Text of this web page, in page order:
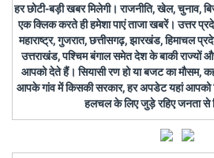
हर छोटी-बड़ी खबर मिलेगी। राजनीति, खेल, चुनाव,
एक क्लिक करते ही हमेशा पाएं ताजा खबरें। उत्तर
महाराष्ट्र, गुजरात, छत्तीसगढ़, झारखंड, हिमाचल
उत्तराखंड, पश्चिम बंगाल समेत देश के बाकी राज्यों
आपको देते हैं। सियासी रण हो या बजट का मौसम,
आपके गांव में किसकी सरकार, हर अपडेट यहां आपको
हलचल के लिए जुड़े रहिए जनता से